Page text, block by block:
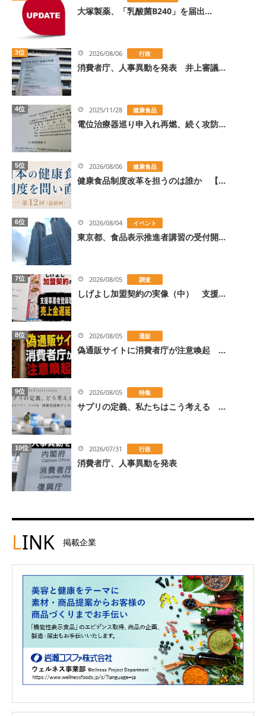
大塚製薬、「乳酸菌B240」を届出...
3位 2026/08/06 行政
消費者庁、人事異動を発表 井上審議...
4位 2025/11/28 健康食品
電位治療器巡り申入れ再燃、続く攻防...
5位 2026/08/06 健康食品
健康食品制度改革を担うのは誰か 【...
6位 2026/08/04 イベント
東京都、食品表示推進者講習の受付開...
7位 2026/08/05 調査
しげよし加盟契約の実像（中） 支援...
8位 2026/08/05 通販
偽通販サイトに消費者庁が注意喚起 ...
9位 2026/08/05 特集
サプリの定義、私たちはこう考える ...
10位 2026/07/31 行政
消費者庁、人事異動を発表
LINK 掲載企業